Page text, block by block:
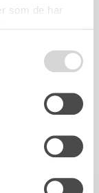
som de har